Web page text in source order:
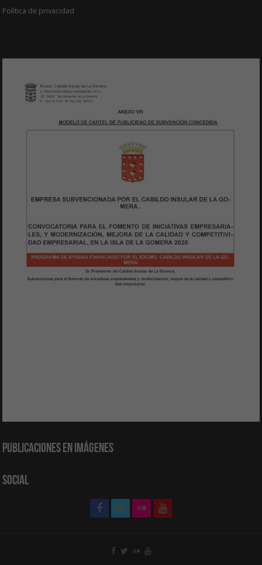
Política de privacidad
Publicaciones en Imágenes
Social